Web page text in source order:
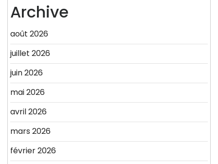
Archive
août 2026
juillet 2026
juin 2026
mai 2026
avril 2026
mars 2026
février 2026